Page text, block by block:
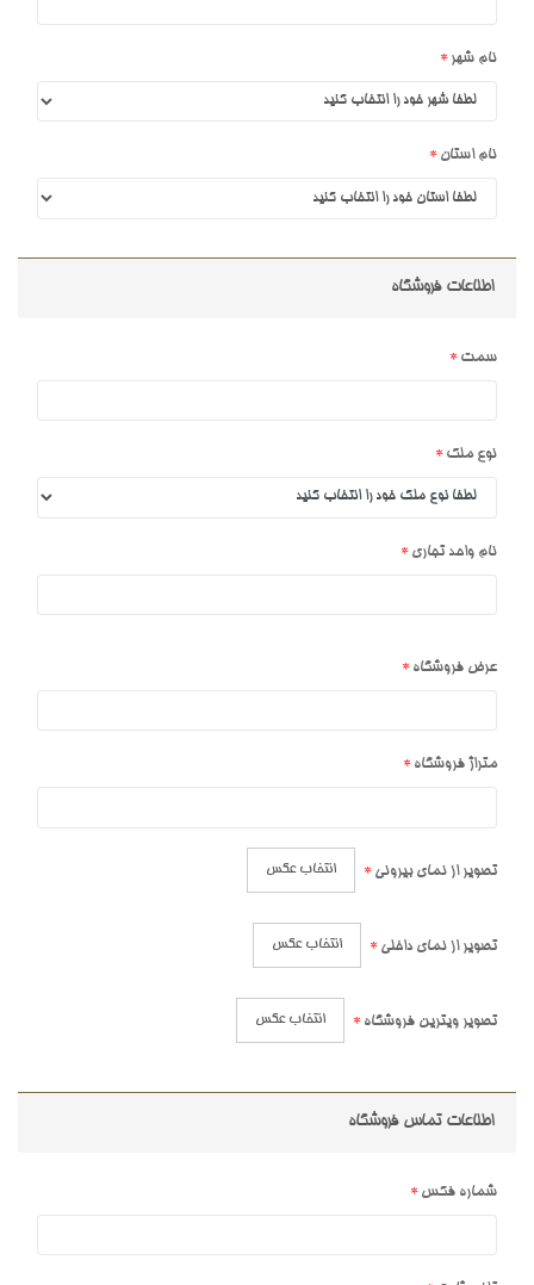
نام شهر
نام استان
اطلاعات فروشگاه
سمت
نوع ملک
نام واحد تجاری
عرض فروشگاه
متراژ فروشگاه
تصویر از نمای بیرونی انتخاب عکس
تصویر از نمای داخلی انتخاب عکس
تصویر ویترین فروشگاه انتخاب عکس
اطلاعات تماس فروشگاه
شماره فکس